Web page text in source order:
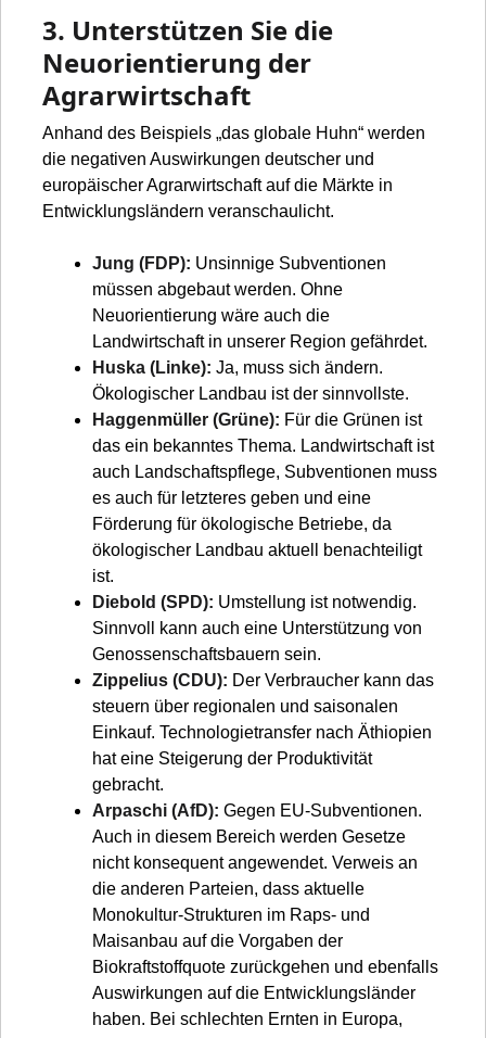
3. Unterstützen Sie die
Neuorientierung der
Agrarwirtschaft
Anhand des Beispiels „das globale Huhn“ werden
die negativen Auswirkungen deutscher und
europäischer Agrarwirtschaft auf die Märkte in
Entwicklungsländern veranschaulicht.
Jung (FDP): Unsinnige Subventionen
müssen abgebaut werden. Ohne
Neuorientierung wäre auch die
Landwirtschaft in unserer Region gefährdet.
Huska (Linke): Ja, muss sich ändern.
Ökologischer Landbau ist der sinnvollste.
Haggenmüller (Grüne): Für die Grünen ist
das ein bekanntes Thema. Landwirtschaft ist
auch Landschaftspflege, Subventionen muss
es auch für letzteres geben und eine
Förderung für ökologische Betriebe, da
ökologischer Landbau aktuell benachteiligt
ist.
Diebold (SPD): Umstellung ist notwendig.
Sinnvoll kann auch eine Unterstützung von
Genossenschaftsbauern sein.
Zippelius (CDU): Der Verbraucher kann das
steuern über regionalen und saisonalen
Einkauf. Technologietransfer nach Äthiopien
hat eine Steigerung der Produktivität
gebracht.
Arpaschi (AfD): Gegen EU-Subventionen.
Auch in diesem Bereich werden Gesetze
nicht konsequent angewendet. Verweis an
die anderen Parteien, dass aktuelle
Monokultur-Strukturen im Raps- und
Maisanbau auf die Vorgaben der
Biokraftstoffquote zurückgehen und ebenfalls
Auswirkungen auf die Entwicklungsländer
haben. Bei schlechten Ernten in Europa,